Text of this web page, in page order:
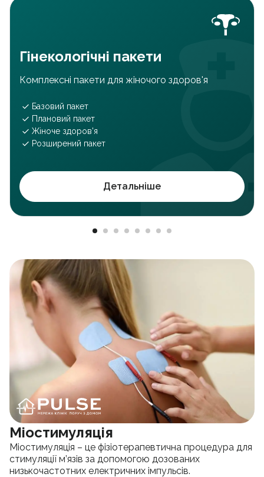
Гінекологічні пакети
Комплексні пакети для жіночого здоров'я
Базовий пакет
Плановий пакет
Жіноче здоров'я
Розширений пакет
Детальніше
Міостимуляція
Міостимуляція – це фізіотерапевтична процедура для
стимуляції м’язів за допомогою дозованих
низькочастотних електричних імпульсів.